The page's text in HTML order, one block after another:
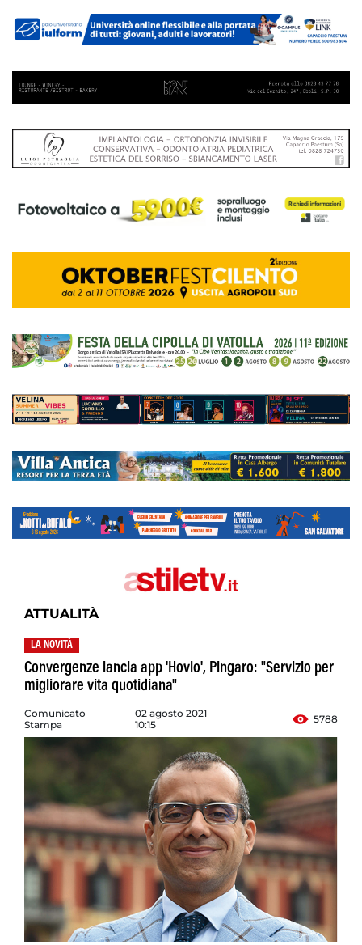
ATTUALITÀ
LA NOVITÀ
Convergenze lancia app 'Hovio', Pingaro: "Servizio per
migliorare vita quotidiana"
Comunicato
Stampa
02 agosto 2021
10:15
5788